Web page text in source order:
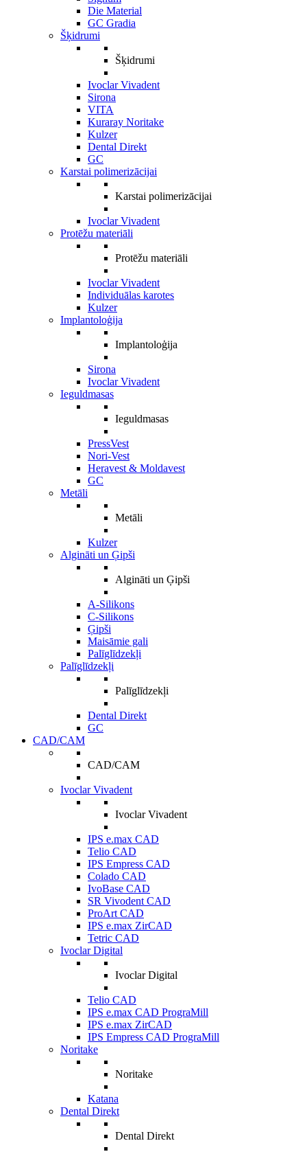
Die Material
GC Gradia
Šķidrumi
Šķidrumi
Ivoclar Vivadent
Sirona
VITA
Kuraray Noritake
Kulzer
Dental Direkt
GC
Karstai polimerizācijai
Karstai polimerizācijai
Ivoclar Vivadent
Protēžu materiāli
Protēžu materiāli
Ivoclar Vivadent
Individuālas karotes
Kulzer
Implantoloģija
Implantoloģija
Sirona
Ivoclar Vivadent
Ieguldmasas
Ieguldmasas
PressVest
Nori-Vest
Heravest & Moldavest
GC
Metāli
Metāli
Kulzer
Algināti un Ģipši
Algināti un Ģipši
A-Silikons
C-Silikons
Ģipši
Maisāmie gali
Palīglīdzekļi
Palīglīdzekļi
Palīglīdzekļi
Dental Direkt
GC
CAD/CAM
CAD/CAM
Ivoclar Vivadent
Ivoclar Vivadent
IPS e.max CAD
Telio CAD
IPS Empress CAD
Colado CAD
IvoBase CAD
SR Vivodent CAD
ProArt CAD
IPS e.max ZirCAD
Tetric CAD
Ivoclar Digital
Ivoclar Digital
Telio CAD
IPS e.max CAD PrograMill
IPS e.max ZirCAD
IPS Empress CAD PrograMill
Noritake
Noritake
Katana
Dental Direkt
Dental Direkt